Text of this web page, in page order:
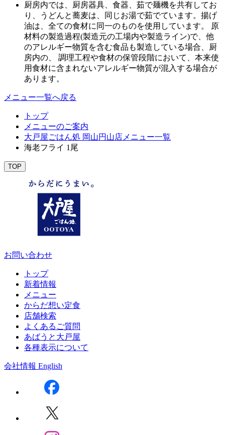
厨房内では、厨房器具、食器、茹で麺機を共有してお
り、うどんと蕎麦は、同じお湯で茹でています。揚げ
油は、全ての食材に同一のものを使用しています。 原
材料の製造過程(製造元の工場内や製造ライン)で、他
のアレルギー物質を含む食品も製造している場合、厨
房内の、 調理工程や食材の保管段階において、本来使
用食材に含まれないアレルギー物質が混入する場合が
あります。
メニュー一覧へ戻る
トップ
メニューのご案内
大戸屋ごはん処 岡山円山店メニュー一覧
海老フライ 1尾
TOP
お問い合わせ
トップ
新着情報
メニュー
からだ想い定食
店舗検索
よくあるご質問
あばうと大戸屋
各種表示について
会社情報 English